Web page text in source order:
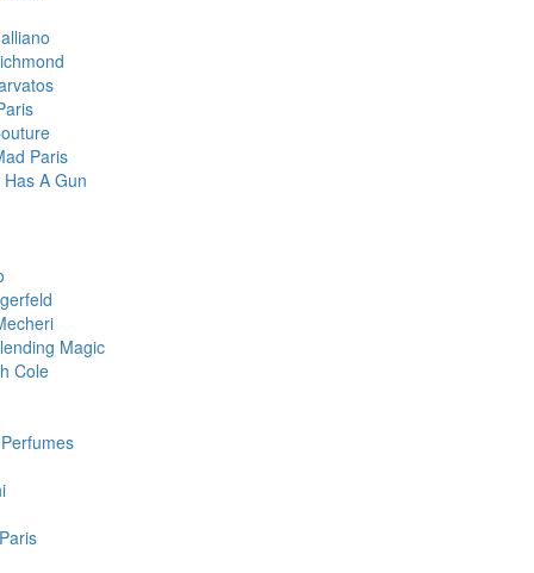
Paris
A Gun
Magic
Cole